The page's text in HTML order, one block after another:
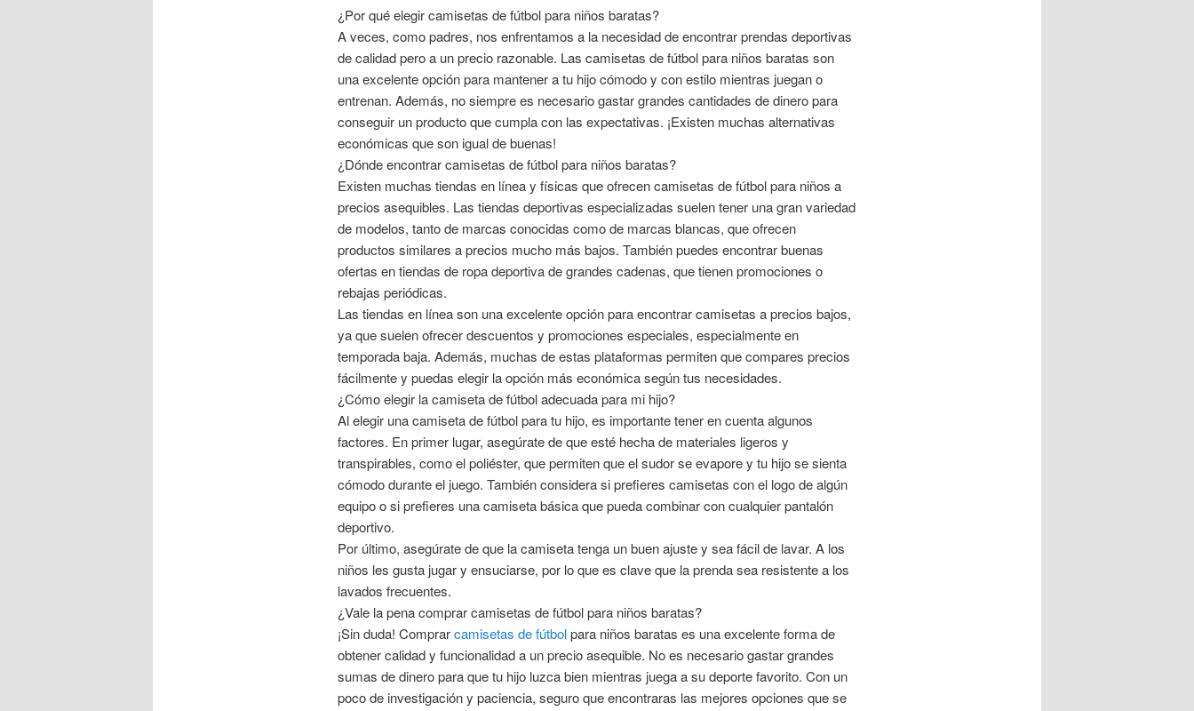
¿Por qué elegir camisetas de fútbol para niños baratas?
A veces, como padres, nos enfrentamos a la necesidad de encontrar prendas deportivas
de calidad pero a un precio razonable. Las camisetas de fútbol para niños baratas son
una excelente opción para mantener a tu hijo cómodo y con estilo mientras juegan o
entrenan. Además, no siempre es necesario gastar grandes cantidades de dinero para
conseguir un producto que cumpla con las expectativas. ¡Existen muchas alternativas
económicas que son igual de buenas!
¿Dónde encontrar camisetas de fútbol para niños baratas?
Existen muchas tiendas en línea y físicas que ofrecen camisetas de fútbol para niños a
precios asequibles. Las tiendas deportivas especializadas suelen tener una gran variedad
de modelos, tanto de marcas conocidas como de marcas blancas, que ofrecen
productos similares a precios mucho más bajos. También puedes encontrar buenas
ofertas en tiendas de ropa deportiva de grandes cadenas, que tienen promociones o
rebajas periódicas.
Las tiendas en línea son una excelente opción para encontrar camisetas a precios bajos,
ya que suelen ofrecer descuentos y promociones especiales, especialmente en
temporada baja. Además, muchas de estas plataformas permiten que compares precios
fácilmente y puedas elegir la opción más económica según tus necesidades.
¿Cómo elegir la camiseta de fútbol adecuada para mi hijo?
Al elegir una camiseta de fútbol para tu hijo, es importante tener en cuenta algunos
factores. En primer lugar, asegúrate de que esté hecha de materiales ligeros y
transpirables, como el poliéster, que permiten que el sudor se evapore y tu hijo se sienta
cómodo durante el juego. También considera si prefieres camisetas con el logo de algún
equipo o si prefieres una camiseta básica que pueda combinar con cualquier pantalón
deportivo.
Por último, asegúrate de que la camiseta tenga un buen ajuste y sea fácil de lavar. A los
niños les gusta jugar y ensuciarse, por lo que es clave que la prenda sea resistente a los
lavados frecuentes.
¿Vale la pena comprar camisetas de fútbol para niños baratas?
¡Sin duda! Comprarcamisetas de fútbolpara niños baratas es una excelente forma de
obtener calidad y funcionalidad a un precio asequible. No es necesario gastar grandes
sumas de dinero para que tu hijo luzca bien mientras juega a su deporte favorito. Con un
poco de investigación y paciencia, seguro que encontraras las mejores opciones que se